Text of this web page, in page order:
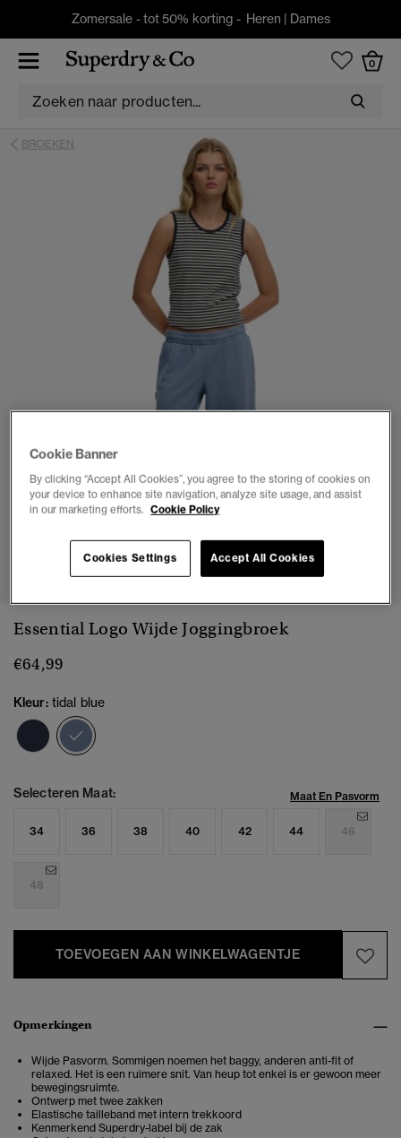
Zomersale - tot 50% korting - Heren | Dames
0
BROEKEN
1 2 3 5 6 7
Essential Logo Wijde Joggingbroek
€64,99
Kleur: tidal blue
Selecteren Maat: Maat En Pasvorm
34 36 38 40 42 44 46
48
TOEVOEGEN AAN WINKELWAGENTJE
Opmerkingen
Wijde Pasvorm. Sommigen noemen het baggy, anderen anti-fit of
relaxed. Het is een ruimere snit. Van heup tot enkel is er gewoon meer
bewegingsruimte.
Ontwerp met twee zakken
Elastische tailleband met intern trekkoord
Kenmerkend Superdry-label bij de zak
Cookie Banner
By clicking “Accept All Cookies”, you agree to the storing of cookies on
your device to enhance site navigation, analyze site usage, and assist
in our marketing efforts. Cookie Policy
Cookies Settings Accept All Cookies